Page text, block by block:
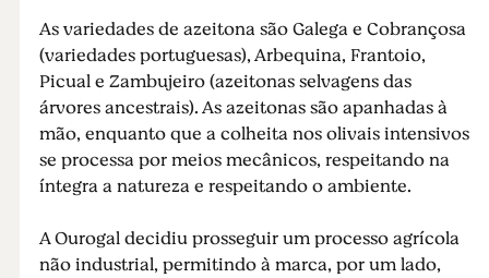
As variedades de azeitona são Galega e Cobrançosa
(variedades portuguesas), Arbequina, Frantoio,
Picual e Zambujeiro (azeitonas selvagens das
árvores ancestrais). As azeitonas são apanhadas à
mão, enquanto que a colheita nos olivais intensivos
se processa por meios mecânicos, respeitando na
íntegra a natureza e respeitando o ambiente.
A Ourogal decidiu prosseguir um processo agrícola
não industrial, permitindo à marca, por um lado,